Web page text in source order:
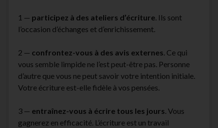
1 — participez à des ateliers d’écriture. Ils sont
l’occasion d’échanges et d’enrichissement.
2 — confrontez-vous à des avis externes. Ce qui
vous semble limpide ne l’est peut-être pas. Personne
d’autre que vous ne peut savoir votre intention initiale.
Votre écriture est-elle fidèle à vos pensées.
3 — entraînez-vous à écrire tous les jours. Vous
gagnerez en efficacité. L’écriture est un travail